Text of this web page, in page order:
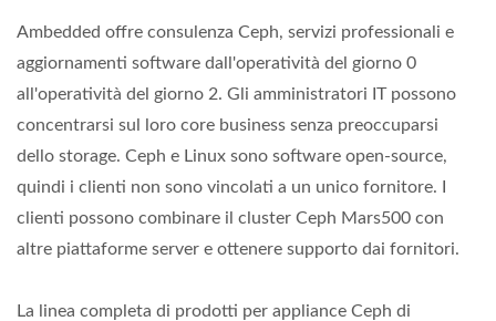
Ambedded offre consulenza Ceph, servizi professionali e
aggiornamenti software dall'operatività del giorno 0
all'operatività del giorno 2. Gli amministratori IT possono
concentrarsi sul loro core business senza preoccuparsi
dello storage. Ceph e Linux sono software open-source,
quindi i clienti non sono vincolati a un unico fornitore. I
clienti possono combinare il cluster Ceph Mars500 con
altre piattaforme server e ottenere supporto dai fornitori.
La linea completa di prodotti per appliance Ceph di